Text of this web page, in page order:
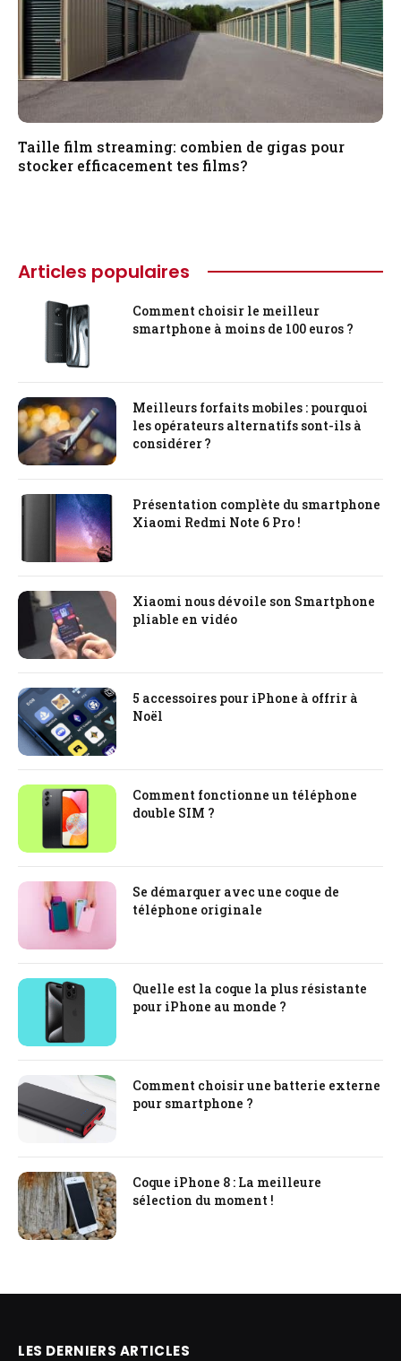
Taille film streaming: combien de gigas pour
stocker efficacement tes films?
Articles populaires
Comment choisir le meilleur
smartphone à moins de 100 euros ?
Meilleurs forfaits mobiles : pourquoi
les opérateurs alternatifs sont-ils à
considérer ?
Présentation complète du smartphone
Xiaomi Redmi Note 6 Pro !
Xiaomi nous dévoile son Smartphone
pliable en vidéo
5 accessoires pour iPhone à offrir à
Noël
Comment fonctionne un téléphone
double SIM ?
Se démarquer avec une coque de
téléphone originale
Quelle est la coque la plus résistante
pour iPhone au monde ?
Comment choisir une batterie externe
pour smartphone ?
Coque iPhone 8 : La meilleure
sélection du moment !
LES DERNIERS ARTICLES